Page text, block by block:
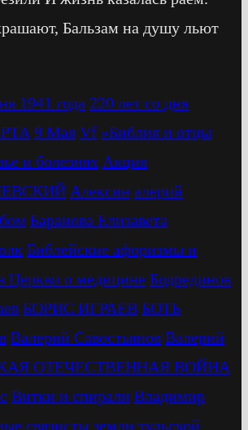
Бальзам на душу льют
1941 года 220 лет со дня
9 Мая Vf »Библия и отцы
и болезнях Акция
Алексин алерий
Баранова Елизавета
Библейские афоризмы и
Церкви о медицине Бодрединов
БОРИС ИГРАЕВ БОТЬ
Валерий Савостьянов Валерий
ОТЕЧЕСТВЕННАЯ ВОЙНА
Витки и спирали Владимир
связисты земли тульской